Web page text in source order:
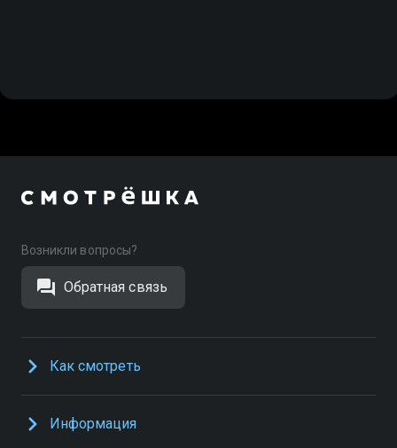
Возникли вопросы?
Обратная связь
Как смотреть
Информация